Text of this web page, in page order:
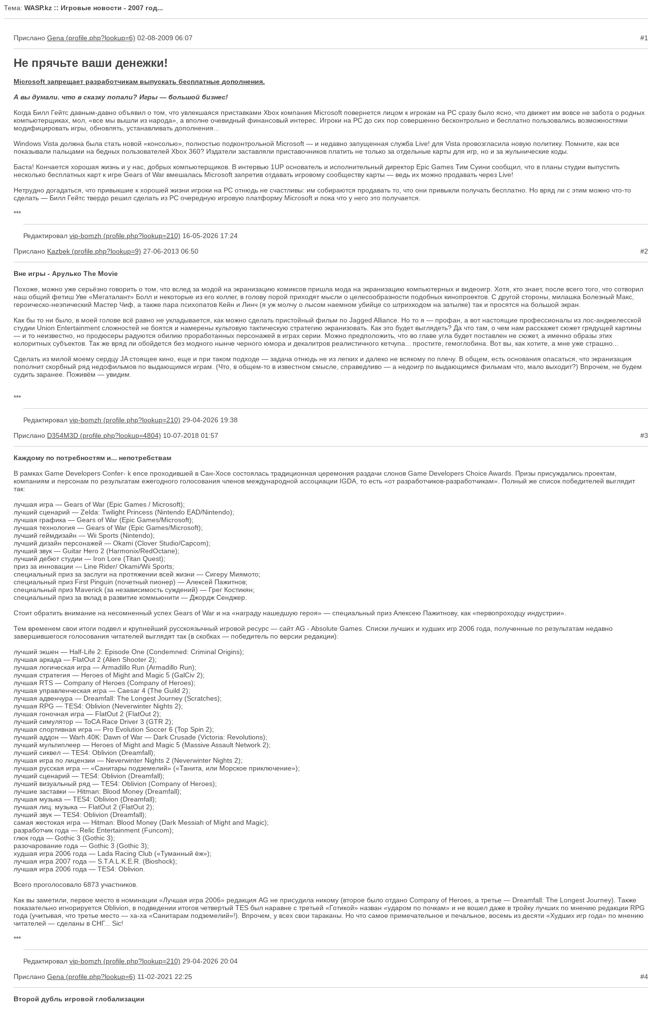
Тема: WASP.kz :: Игровые новости - 2007 год...
Прислано Gena 02-08-2009 06:07 #1
Не прячьте ваши денежки!
Microsoft запрещает разработчикам выпускать бесплатные дополнения.
А вы думали. что в сказку попали? Игры — большой бизнес!
Когда Билл Гейтс давным-давно объявил о том, что увлекшаяся приставками Xbox компания Microsoft повернется лицом к игрокам на PC сразу было ясно, что движет им вовсе не забота о родных
компьютерщиках, мол, «все мы вышли из народа», а вполне очевидный финансовый интерес. Игроки на PC до сих пор совершенно бесконтрольно и бесплатно пользовались возможностями
модифицировать игры, обновлять, устанавливать дополнения...
Windows Vista должна была стать новой «консолью», полностью подконтрольной Microsoft — и недавно запущенная служба Live! для Vista провозгласила новую политику. Помните, как все
показывали пальцами на бедных пользователей Xbox 360? Издатели заставляли приставочников платить не только за отдельные карты для игр, но и за жульнические коды.
Баста! Кончается хорошая жизнь и у нас, добрых компьютерщиков. В интервью 1UP основатель и исполнительный директор Epic Games Тим Суини сообщил, что в планы студии выпустить
несколько бесплатных карт к игре Gears of War вмешалась Microsoft запретив отдавать игровому сообществу карты — ведь их можно продавать через Live!
Нетрудно догадаться, что привыкшие к хорошей жизни игроки на PC отнюдь не счастливы: им собираются продавать то, что они привыкли получать бесплатно. Но вряд ли с этим можно что-то
сделать — Билл Гейтс твердо решил сделать из PC очередную игровую платформу Microsoft и пока что у него это получается.
***
Редактировал vip-bomzh
16-05-2026 17:24
Прислано Kazbek 27-06-2013 06:50 #2
Вне игры - Арулько The Movie
Похоже, можно уже серьёзно говорить о том, что вслед за модой на экранизацию комиксов пришла мода на экранизацию компьютерных и видеоигр. Хотя, кто знает, после всего того, что сотворил
наш общий фетиш Уве «Мегаталант» Болл и некоторые из его коллег, в голову порой приходят мысли о целесообразности подобных кинопроектов. С другой стороны, милашка Болезный Макс,
героическо-неэпический Мастер Чиф, а также пара психопатов Кейн и Линч (я уж молчу о лысом наемном убийце со штрихкодом на затылке) так и просятся на большой экран.
Как бы то ни было, в моей голове всё равно не укладывается, как можно сделать пристойный фильм по Jagged Alliance. Но то я — профан, а вот настоящие профессионалы из лос-анджелесской
студии Union Entertainment сложностей не боятся и намерены культовую тактическую стратегию экранизовать. Как это будет выглядеть? Да что там, о чем нам расскажет сюжет грядущей картины
— и то неизвестно, но продюсеры радуются обилию проработанных персонажей в играх серии. Можно предположить, что во главе угла будет поставлен не сюжет, а именно образы этих
колоритных субъектов. Так же вряд ли обойдется без модного нынче черного юмора и декалитров реалистичного кетчупа... простите, гемоглобина. Вот вы, как хотите, а мне уже страшно...
Сделать из милой моему сердцу JA стоящее кино, еще и при таком подходе — задача отнюдь не из легких и далеко не всякому по плечу. В общем, есть основания опасаться, что экранизация
пополнит скорбный ряд недофильмов по выдающимся играм. (Что, в общем-то в известном смысле, справедливо — а недоигр по выдающимся фильмам что, мало выходит?) Впрочем, не будем
судить заранее. Поживём — увидим.
***
Редактировал vip-bomzh
29-04-2026 19:38
Прислано D354M3D 10-07-2018 01:57 #3
Каждому по потребностям и... непотребствам
В рамках Game Developers Confer- k ence проходившей в Сан-Хосе coстоялась традиционная церемония раздачи слонов Game Developers Choice Awards. Призы присуждались проектам,
компаниям и персонам по результатам ежегодного голосования членов международной ассоциации IGDA, то есть «от разработчиков-разработчикам». Полный же список победителей выглядит
так:
лучшая игра — Gears of War (Epic Games / Microsoft);
лучший сценарий — Zelda: Twilight Princess (Nintendo EAD/Nintendo);
лучшая графика — Gears of War (Epic Games/Microsoft);
лучшая технология — Gears of War (Epic Games/Microsoft);
лучший геймдизайн — Wii Sports (Nintendo);
лучший дизайн персонажей — Okami (Clover Studio/Capcom);
лучший звук — Guitar Hero 2 (Harmonix/RedOctane);
лучший дебют студии — Iron Lore (Titan Quest);
приз за инновации — Line Rider/ Okami/Wii Sports;
специальный приз за заслуги на протяжении всей жизни — Сигеру Миямото;
специальный приз First Pinguin (почетный пионер) — Алексей Пажитнов;
специальный приз Maverick (за независимость суждений) — Грег Костикян;
специальный приз за вклад в развитие коммьюнити — Джордж Сенджер.
Стоит обратить внимание на несомненный успех Gears of War и на «награду нашедшую героя» — специальный приз Алексею Пажитнову, как «первопроходцу индустрии».
Тем временем свои итоги подвел и крупнейший русскоязычный игровой ресурс — сайт AG - Absolute Games. Списки лучших и худших игр 2006 года, полученные по результатам недавно
завершившегося голосования читателей выглядят так (в скобках — победитель по версии редакции):
лучший экшен — Half-Life 2: Episode One (Condemned: Criminal Origins);
лучшая аркада — FlatOut 2 (Alien Shooter 2);
лучшая логическая игра — Armadillo Run (Armadillo Run);
лучшая стратегия — Heroes of Might and Magic 5 (GalCiv 2);
лучшая RTS — Company of Heroes (Company of Heroes);
лучшая управленческая игра — Caesar 4 (The Guild 2);
лучшая адвенчура — Dreamfall: The Longest Journey (Scratches);
лучшая RPG — TES4: Oblivion (Neverwinter Nights 2);
лучшая гоночная игра — FlatOut 2 (FlatOut 2);
лучший симулятор — ToCA Race Driver 3 (GTR 2);
лучшая спортивная игра — Pro Evolution Soccer 6 (Top Spin 2);
лучший аддон — Warh.40K: Dawn of War — Dark Crusade (Victoria: Revolutions);
лучший мультиплеер — Heroes of Might and Magic 5 (Massive Assault Network 2);
лучший сиквел — TES4: Oblivion (Dreamfall);
лучшая игра по лицензии — Neverwinter Nights 2 (Neverwinter Nights 2);
лучшая русская игра — «Санитары подземелий» («Танита, или Морское приключение»);
лучший сценарий — TES4: Oblivion (Dreamfall);
лучший визуальный ряд — TES4: Oblivion (Company of Heroes);
лучшие заставки — Hitman: Blood Money (Dreamfall);
лучшая музыка — TES4: Oblivion (Dreamfall);
лучшая лиц. музыка — FlatOut 2 (FlatOut 2);
лучший звук — TES4: Oblivion (Dreamfall);
самая жестокая игра — Hitman: Blood Money (Dark Messiah of Might and Magic);
разработчик года — Relic Entertainment (Funcom);
глюк года — Gothic 3 (Gothic 3);
разочарование года — Gothic 3 (Gothic 3);
худшая игра 2006 года — Lada Racing Club («Туманный ёж»);
лучшая игра 2007 года — S.T.A.L.K.E.R. (Bioshock);
лучшая игра 2006 года — TES4: Oblivion.
Всего проголосовало 6873 участников.
Как вы заметили, первое место в номинации «Лучшая игра 2006» редакция AG не присудила никому (второе было отдано Company of Heroes, а третье — Dreamfall: The Longest Journey). Также
показательно игнорируется Oblivion, в подведении итогов четвертый TES был наравне с третьей «Готикой» назван «ударом по почкам» и не вошел даже в тройку лучших по мнению редакции RPG
года (учитывая, что третье место — ха-ха «Санитарам подземелий»!). Впрочем, у всех свои тараканы. Но что самое примечательное и печальное, восемь из десяти «Худших игр года» по мнению
читателей — сделаны в СНГ... Sic!
***
Редактировал vip-bomzh
29-04-2026 20:04
Прислано Gena 11-02-2021 22:25 #4
Второй дубль игровой глобализации